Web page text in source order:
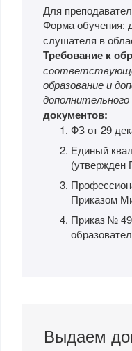
Для
Форма обучения:
слушателя в
Требование к
образование и
дополнительного
документов:
ФЗ от 29
Единый
(утвержден
Приказом
Приказ №
Выдаем